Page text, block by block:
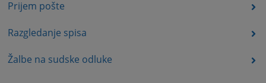
Prijem pošte
Razgledanje spisa
Žalbe na sudske odluke